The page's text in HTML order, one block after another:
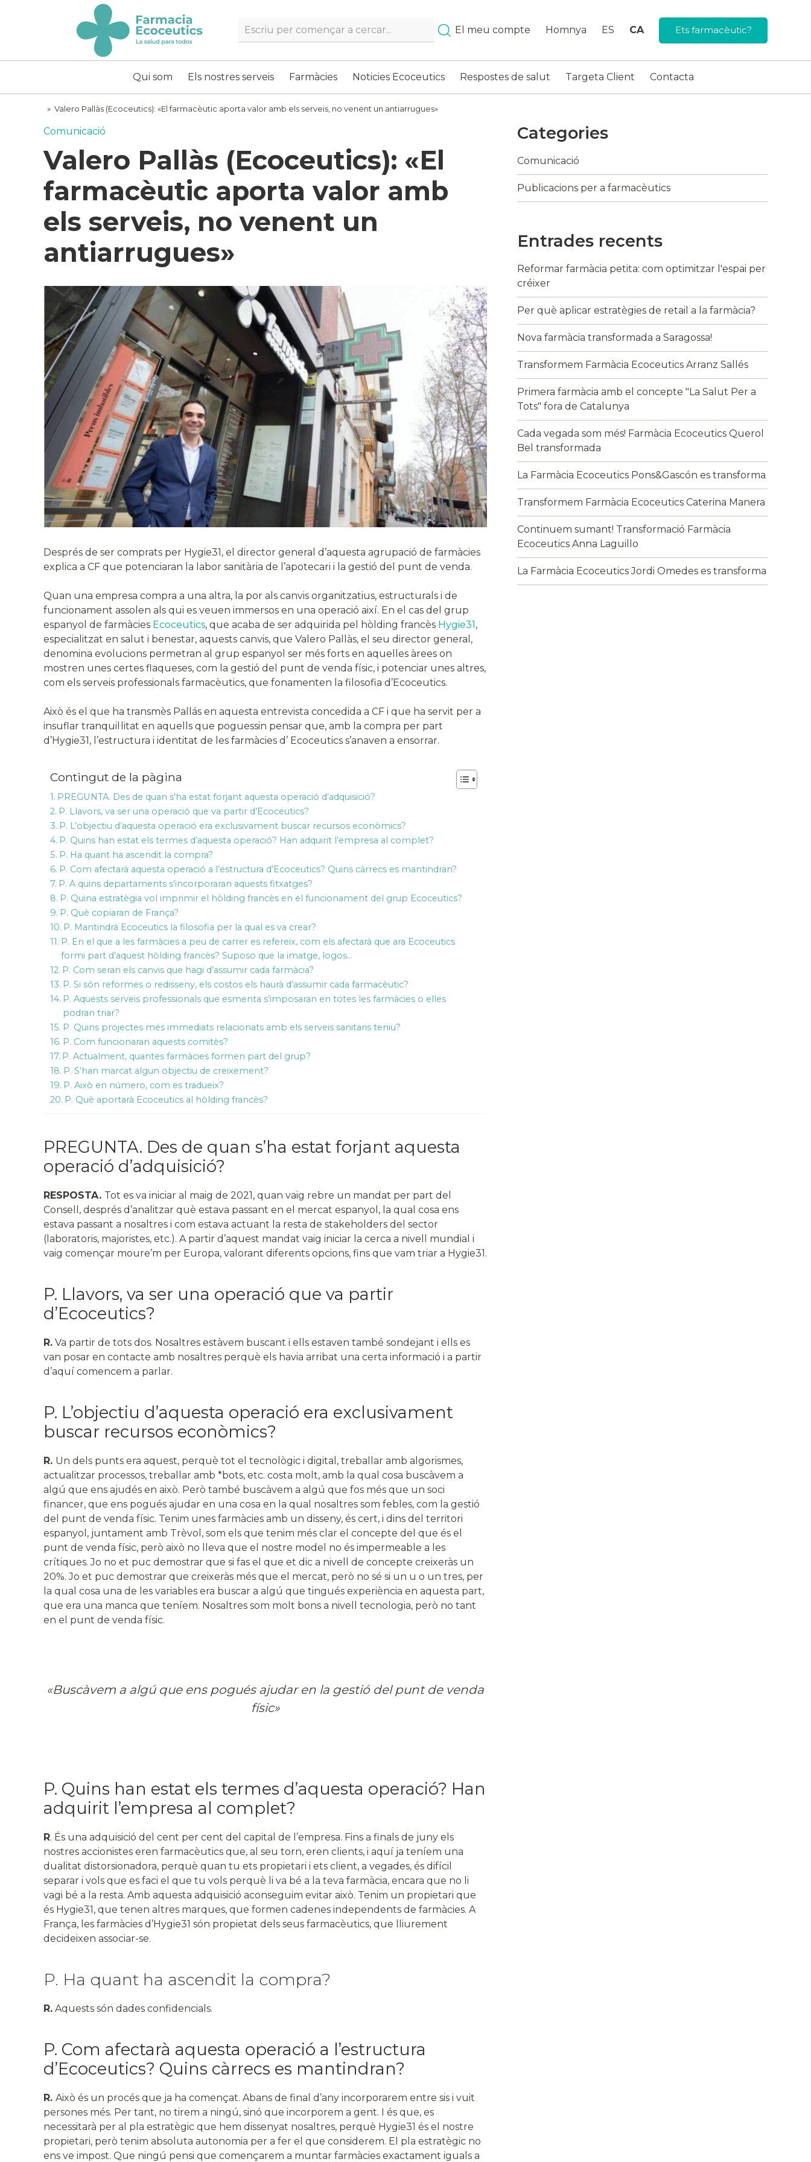
ecoceutics
Search… El meu compte Homnya Ets farmacèutic?
ES CA
Qui som Els nostres serveis Farmàcies Noticies Ecoceutics Respostes de salut Targeta Client Contacta
» Valero Pallàs (Ecoceutics): «El farmacèutic aporta valor amb els serveis, no venent un antiarrugues»
Comunicació
Valero Pallàs (Ecoceutics): «El
farmacèutic aporta valor amb
els serveis, no venent un
antiarrugues»
Després de ser comprats per Hygie31, el director general d’aquesta agrupació de farmàcies
explica a CF que potenciaran la labor sanitària de l’apotecari i la gestió del punt de venda.
Quan una empresa compra a una altra, la por als canvis organitzatius, estructurals i de
funcionament assolen als qui es veuen immersos en una operació així. En el cas del grup
espanyol de farmàcies Ecoceutics, que acaba de ser adquirida pel hòlding francès Hygie31,
especialitzat en salut i benestar, aquests canvis, que Valero Pallàs, el seu director general,
denomina evolucions permetran al grup espanyol ser més forts en aquelles àrees on
mostren unes certes flaqueses, com la gestió del punt de venda físic, i potenciar unes altres,
com els serveis professionals farmacèutics, que fonamenten la filosofia d’Ecoceutics.
Això és el que ha transmès Pallás en aquesta entrevista concedida a CF i que ha servit per a
insuflar tranquil·litat en aquells que poguessin pensar que, amb la compra per part
d’Hygie31, l’estructura i identitat de les farmàcies d’ Ecoceutics s’anaven a ensorrar.
Contingut de la pàgina
PREGUNTA. Des de quan s’ha estat forjant aquesta operació d’adquisició?
P. Llavors, va ser una operació que va partir d’Ecoceutics?
P. L’objectiu d’aquesta operació era exclusivament buscar recursos econòmics?
P. Quins han estat els termes d’aquesta operació? Han adquirit l’empresa al complet?
P. Ha quant ha ascendit la compra?
P. Com afectarà aquesta operació a l’estructura d’Ecoceutics? Quins càrrecs es mantindran?
P. A quins departaments s’incorporaran aquests fitxatges?
P. Quina estratègia vol imprimir el hòlding francès en el funcionament del grup Ecoceutics?
P. Què copiaran de França?
P. Mantindrà Ecoceutics la filosofia per la qual es va crear?
P. En el que a les farmàcies a peu de carrer es refereix, com els afectarà que ara Ecoceutics
formi part d’aquest hòlding francès? Suposo que la imatge, logos…
P. Com seran els canvis que hagi d’assumir cada farmàcia?
P. Si són reformes o redisseny, els costos els haurà d’assumir cada farmacèutic?
P. Aquests serveis professionals que esmenta s’imposaran en totes les farmàcies o elles
podran triar?
P. Quins projectes més immediats relacionats amb els serveis sanitaris teniu?
P. Com funcionaran aquests comitès?
P. Actualment, quantes farmàcies formen part del grup?
P. S’han marcat algun objectiu de creixement?
P. Això en número, com es tradueix?
P. Què aportarà Ecoceutics al hòlding francès?
PREGUNTA. Des de quan s’ha estat forjant aquesta
operació d’adquisició?
RESPOSTA. Tot es va iniciar al maig de 2021, quan vaig rebre un mandat per part del
Consell, després d’analitzar què estava passant en el mercat espanyol, la qual cosa ens
estava passant a nosaltres i com estava actuant la resta de stakeholders del sector
(laboratoris, majoristes, etc.). A partir d’aquest mandat vaig iniciar la cerca a nivell mundial i
vaig començar moure’m per Europa, valorant diferents opcions, fins que vam triar a Hygie31.
P. Llavors, va ser una operació que va partir
d’Ecoceutics?
R. Va partir de tots dos. Nosaltres estàvem buscant i ells estaven també sondejant i ells es
van posar en contacte amb nosaltres perquè els havia arribat una certa informació i a partir
d’aquí comencem a parlar.
P. L’objectiu d’aquesta operació era exclusivament
buscar recursos econòmics?
R. Un dels punts era aquest, perquè tot el tecnològic i digital, treballar amb algorismes,
actualitzar processos, treballar amb *bots, etc. costa molt, amb la qual cosa buscàvem a
algú que ens ajudés en això. Però també buscàvem a algú que fos més que un soci
financer, que ens pogués ajudar en una cosa en la qual nosaltres som febles, com la gestió
del punt de venda físic. Tenim unes farmàcies amb un disseny, és cert, i dins del territori
espanyol, juntament amb Trèvol, som els que tenim més clar el concepte del que és el
punt de venda físic, però això no lleva que el nostre model no és impermeable a les
crítiques. Jo no et puc demostrar que si fas el que et dic a nivell de concepte creixeràs un
20%. Jo et puc demostrar que creixeràs més que el mercat, però no sé si un u o un tres, per
la qual cosa una de les variables era buscar a algú que tingués experiència en aquesta part,
que era una manca que teníem. Nosaltres som molt bons a nivell tecnologia, però no tant
en el punt de venda físic.
«Buscàvem a algú que ens pogués ajudar en la gestió del punt de venda
físic»
P. Quins han estat els termes d’aquesta operació? Han
adquirit l’empresa al complet?
R. És una adquisició del cent per cent del capital de l’empresa. Fins a finals de juny els
nostres accionistes eren farmacèutics que, al seu torn, eren clients, i aquí ja teníem una
dualitat distorsionadora, perquè quan tu ets propietari i ets client, a vegades, és difícil
separar i vols que es faci el que tu vols perquè li va bé a la teva farmàcia, encara que no li
vagi bé a la resta. Amb aquesta adquisició aconseguim evitar això. Tenim un propietari que
és Hygie31, que tenen altres marques, que formen cadenes independents de farmàcies. A
França, les farmàcies d’Hygie31 són propietat dels seus farmacèutics, que lliurement
decideixen associar-se.
P. Ha quant ha ascendit la compra?
R. Aquests són dades confidencials.
P. Com afectarà aquesta operació a l’estructura
d’Ecoceutics? Quins càrrecs es mantindran?
R. Això és un procés que ja ha començat. Abans de final d’any incorporarem entre sis i vuit
persones més. Per tant, no tirem a ningú, sinó que incorporem a gent. I és que, es
necessitarà per al pla estratègic que hem dissenyat nosaltres, perquè Hygie31 és el nostre
propietari, però tenim absoluta autonomia per a fer el que considerem. El pla estratègic no
ens ve impost. Que ningú pensi que començarem a muntar farmàcies exactament iguals a
Categories
Comunicació
Publicacions per a farmacèutics
Entrades recents
Reformar farmàcia petita: com optimitzar l'espai per
créixer
Per què aplicar estratègies de retail a la farmàcia?
Nova farmàcia transformada a Saragossa!
Transformem Farmàcia Ecoceutics Arranz Sallés
Primera farmàcia amb el concepte "La Salut Per a
Tots" fora de Catalunya
Cada vegada som més! Farmàcia Ecoceutics Querol
Bel transformada
La Farmàcia Ecoceutics Pons&Gascón es transforma
Transformem Farmàcia Ecoceutics Caterina Manera
Continuem sumant! Transformació Farmàcia
Ecoceutics Anna Laguillo
La Farmàcia Ecoceutics Jordi Omedes es transforma